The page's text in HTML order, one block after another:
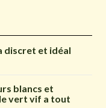
discret et idéal
blancs et
vert vif a tout